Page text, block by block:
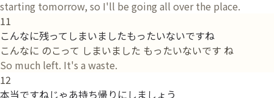
starting tomorrow, so I'll be going all over the place.
11
こんなに残ってしまいましたもったいないですね
こんなに のこって しまいました もったいないです ね
So much left. It's a waste.
12
本当ですねじゃあ持ち帰りにしましょう